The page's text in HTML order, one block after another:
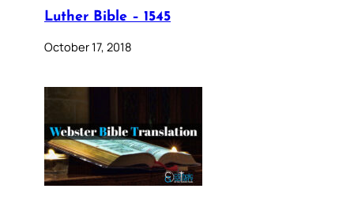
Luther Bible – 1545
October 17, 2018